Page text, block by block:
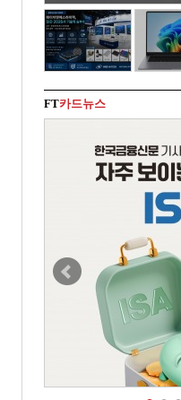
FT카드뉴스